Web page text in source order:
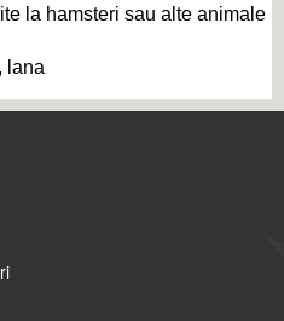
la hamsteri sau alte animale
lana